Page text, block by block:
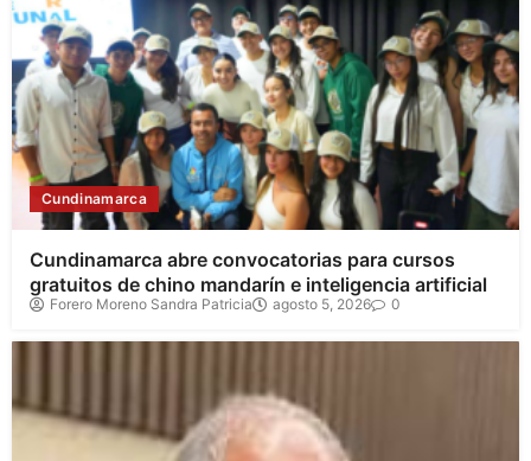
Cundinamarca
Cundinamarca abre convocatorias para cursos
gratuitos de chino mandarín e inteligencia artificial
Forero Moreno Sandra Patricia agosto 5, 2026 0